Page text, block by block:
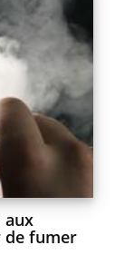
aux
de fumer